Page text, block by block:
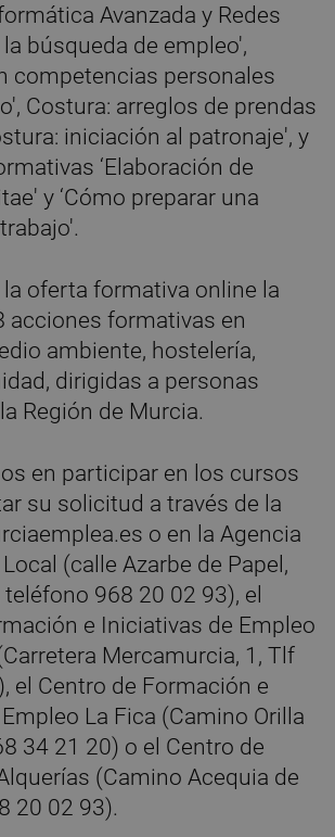
Avanzada y Redes
búsqueda de empleo',
competencias personales
Costura: arreglos de prendas
iniciación al patronaje', y
‘Elaboración de
y ‘Cómo preparar una
la oferta formativa online la
acciones formativas en
ambiente, hostelería,
dirigidas a personas
Región de Murcia.
en participar en los cursos
su solicitud a través de la
o en la Agencia
(calle Azarbe de Papel,
968 20 02 93), el
e Iniciativas de Empleo
Mercamurcia, 1, Tlf
el Centro de Formación e
La Fica (Camino Orilla
34 21 20) o el Centro de
(Camino Acequia de
20 02 93).